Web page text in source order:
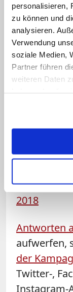
personalisieren,
zu können und
analysieren.
Verwendung
soziale Medien,
Partner führen
weiteren Daten
Der
Kampagne
was ich
Was denkt
— Thomas
2018
Antworten
aufwerfen,
der
Twitter-,
Instagram-